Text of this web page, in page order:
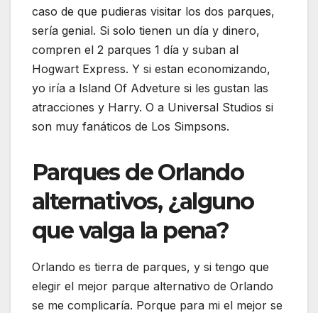
caso de que pudieras visitar los dos parques,
sería genial. Si solo tienen un día y dinero,
compren el 2 parques 1 día y suban al
Hogwart Express. Y si estan economizando,
yo iría a Island Of Adveture si les gustan las
atracciones y Harry. O a Universal Studios si
son muy fanáticos de Los Simpsons.
Parques de Orlando
alternativos, ¿alguno
que valga la pena?
Orlando es tierra de parques, y si tengo que
elegir el mejor parque alternativo de Orlando
se me complicaría. Porque para mi el mejor se